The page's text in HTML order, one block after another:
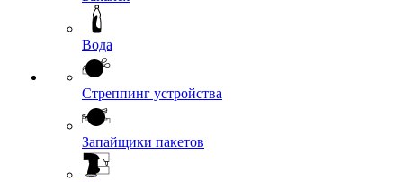
Вода
Стреппинг устройства
Запайщики пакетов